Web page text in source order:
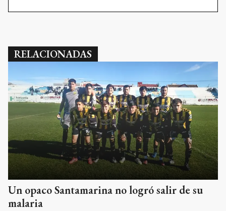
RELACIONADAS
Un opaco Santamarina no logró salir de su
malaria